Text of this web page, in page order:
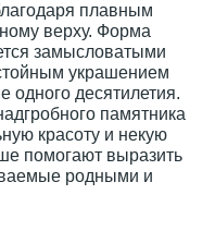
плавным
верху. Форма
замысловатыми
украшением
одного десятилетия.
памятника
красоту и некую
помогают выразить
родными и